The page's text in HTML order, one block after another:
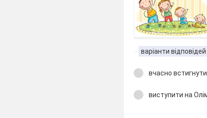
варіанти відповідей
вчасно
виступити на